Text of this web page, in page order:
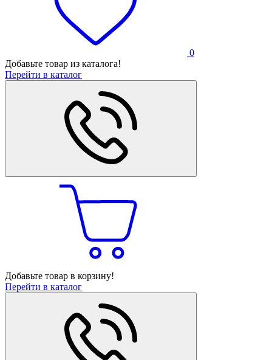
0
Добавьте товар из каталога!
Перейти в каталог
Добавьте товар в корзину!
Перейти в каталог